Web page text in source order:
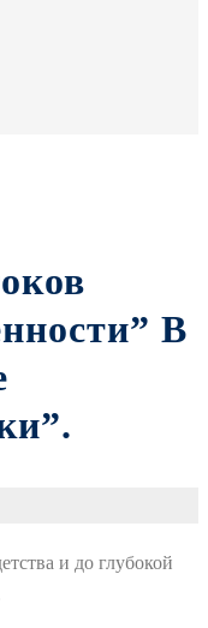
В
и до глубокой